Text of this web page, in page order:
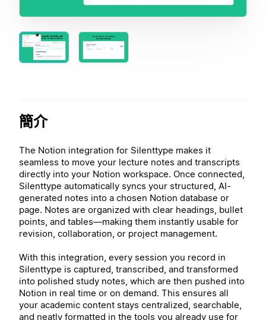
簡介
The Notion integration for Silenttype makes it
seamless to move your lecture notes and transcripts
directly into your Notion workspace. Once connected,
Silenttype automatically syncs your structured, AI-
generated notes into a chosen Notion database or
page. Notes are organized with clear headings, bullet
points, and tables—making them instantly usable for
revision, collaboration, or project management.
With this integration, every session you record in
Silenttype is captured, transcribed, and transformed
into polished study notes, which are then pushed into
Notion in real time or on demand. This ensures all
your academic content stays centralized, searchable,
and neatly formatted in the tools you already use for